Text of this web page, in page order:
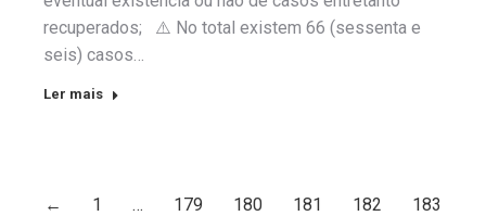
recuperados; ⚠️ No total existem 66 (sessenta e
seis) casos…
Ler mais
← 1 … 179 180 181 182
183